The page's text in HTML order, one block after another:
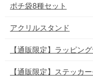
ポチ袋8種セット
アクリルスタンド
【通販限定】ラッピン
【通販限定】ステッカ